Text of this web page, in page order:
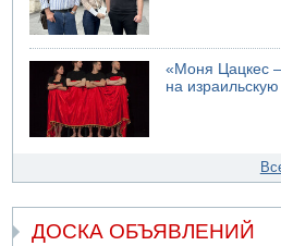
«Моня Цацкес
на
ДОСКА ОБЪЯВЛЕНИЙ